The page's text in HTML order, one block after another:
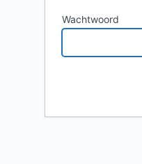
Wachtwoord